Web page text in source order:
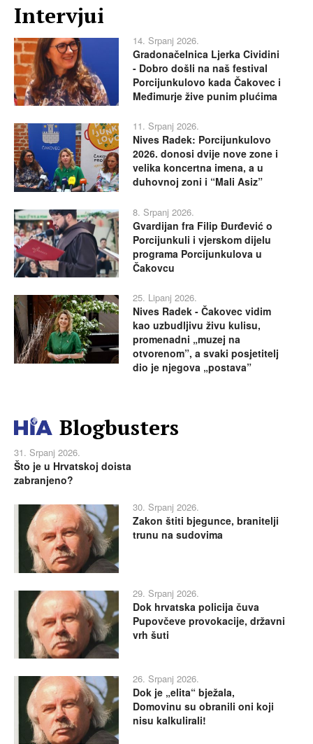
Intervjui
14. Srpanj 2026.
Gradonačelnica Ljerka Cividini
- Dobro došli na naš festival
Porcijunkulovo kada Čakovec i
Međimurje žive punim plućima
11. Srpanj 2026.
Nives Radek: Porcijunkulovo
2026. donosi dvije nove zone i
velika koncertna imena, a u
duhovnoj zoni i “Mali Asiz”
8. Srpanj 2026.
Gvardijan fra Filip Đurđević o
Porcijunkuli i vjerskom dijelu
programa Porcijunkulova u
Čakovcu
25. Lipanj 2026.
Nives Radek - Čakovec vidim
kao uzbudljivu živu kulisu,
promenadni „muzej na
otvorenom”, a svaki posjetitelj
dio je njegova „postava”
Blogbusters
31. Srpanj 2026.
Što je u Hrvatskoj doista
zabranjeno?
30. Srpanj 2026.
Zakon štiti bjegunce, branitelji
trunu na sudovima
29. Srpanj 2026.
Dok hrvatska policija čuva
Pupovčeve provokacije, državni
vrh šuti
26. Srpanj 2026.
Dok je „elita“ bježala,
Domovinu su obranili oni koji
nisu kalkulirali!